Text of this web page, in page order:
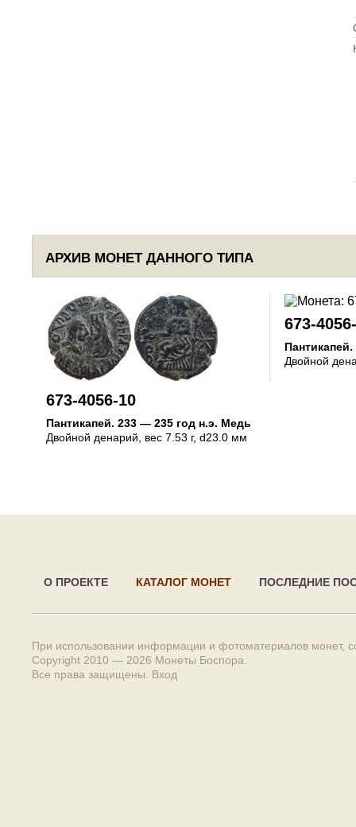
АРХИВ МОНЕТ ДАННОГО ТИПА
673-4056-10
Пантикапей. 233 — 235 год н.э. Медь
Двойной денарий , вес 7.53 г, d23.0 мм
673-
Пантикапей.
Двойной
О ПРОЕКТЕ КАТАЛОГ МОНЕТ ПОСЛЕДНИЕ
При использовании информации и фотоматериалов монет,
Copyright 2010 — 2026 Монеты Боспора
Все права защищены. Вход